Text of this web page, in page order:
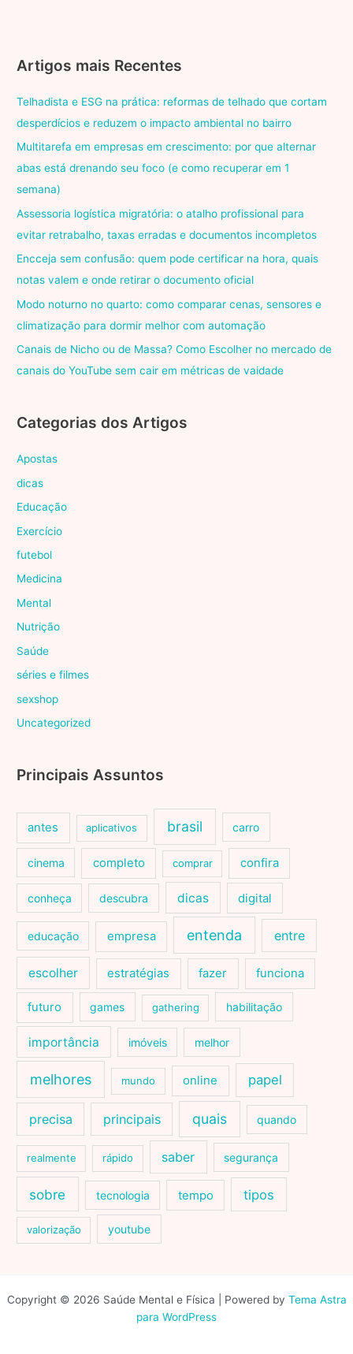
Artigos mais Recentes
Telhadista e ESG na prática: reformas de telhado que cortam
desperdícios e reduzem o impacto ambiental no bairro
Multitarefa em empresas em crescimento: por que alternar
abas está drenando seu foco (e como recuperar em 1
semana)
Assessoria logística migratória: o atalho profissional para
evitar retrabalho, taxas erradas e documentos incompletos
Encceja sem confusão: quem pode certificar na hora, quais
notas valem e onde retirar o documento oficial
Modo noturno no quarto: como comparar cenas, sensores e
climatização para dormir melhor com automação
Canais de Nicho ou de Massa? Como Escolher no mercado de
canais do YouTube sem cair em métricas de vaidade
Categorias dos Artigos
Apostas
dicas
Educação
Exercício
futebol
Medicina
Mental
Nutrição
Saúde
séries e filmes
sexshop
Uncategorized
Principais Assuntos
antes aplicativos brasil carro
cinema completo comprar confira
conheça descubra dicas digital
educação empresa entenda entre
escolher estratégias fazer funciona
futuro games gathering habilitação
importância imóveis melhor
melhores mundo online papel
precisa principais quais quando
realmente rápido saber segurança
sobre tecnologia tempo tipos
valorização youtube
Copyright © 2026 Saúde Mental e Física | Powered by Tema Astra
para WordPress